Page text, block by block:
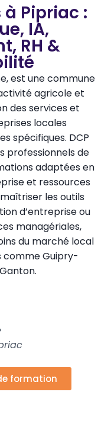
Pipriac :
IA,
RH &
est une commune
agricole et
des services et
locales
spécifiques. DCP
professionnels de
adaptées en
et ressources
les outils
d’entreprise ou
managériales,
du marché local
comme Guipry-
formation